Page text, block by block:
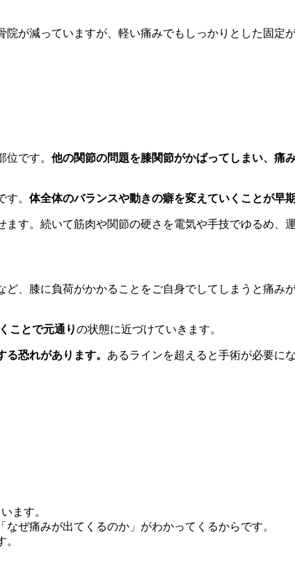
が減っていますが、軽い痛みでもしっかりとした固定
です。 他の関節の問題を膝関節がかばってしまい、痛
。 体全体のバランスや動きの癖を変えていくことが早
す。続いて筋肉や関節の硬さを電気や手技でゆるめ、
、膝に負荷がかかることをご自身でしてしまうと痛み
ことで元通りの状態に近づけていきます。
恐れがあります。 あるラインを超えると手術が必要に
ます。
ぜ痛みが出てくるのか」がわかってくるからです。